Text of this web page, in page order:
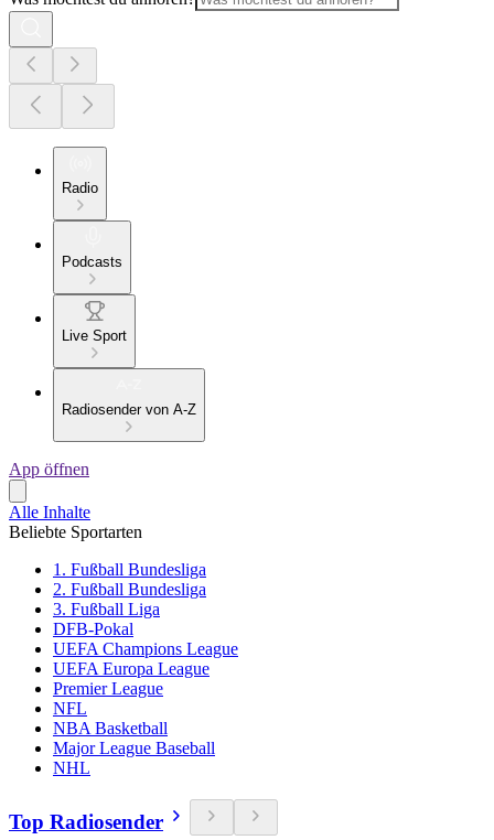
Radio
Podcasts
Live Sport
Radiosender von A-Z
App öffnen
Alle Inhalte
Beliebte Sportarten
1. Fußball Bundesliga
2. Fußball Bundesliga
3. Fußball Liga
DFB-Pokal
UEFA Champions League
UEFA Europa League
Premier League
NFL
NBA Basketball
Major League Baseball
NHL
Top Radiosender